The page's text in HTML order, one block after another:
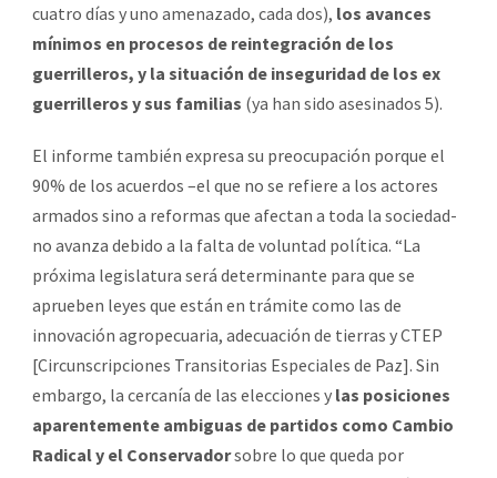
cuatro días y uno amenazado, cada dos), los avances
mínimos en procesos de reintegración de los
guerrilleros, y la situación de inseguridad de los ex
guerrilleros y sus familias (ya han sido asesinados 5).
El informe también expresa su preocupación porque el
90% de los acuerdos –el que no se refiere a los actores
armados sino a reformas que afectan a toda la sociedad-
no avanza debido a la falta de voluntad política. “La
próxima legislatura será determinante para que se
aprueben leyes que están en trámite como las de
innovación agropecuaria, adecuación de tierras y CTEP
[Circunscripciones Transitorias Especiales de Paz]. Sin
embargo, la cercanía de las elecciones y las posiciones
aparentemente ambiguas de partidos como Cambio
Radical y el Conservadorsobre lo que queda por